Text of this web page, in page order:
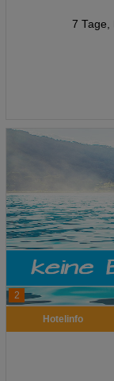
7 Tage,
2
Hotelinfo